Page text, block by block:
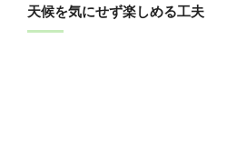
天候を気にせず楽しめる工夫